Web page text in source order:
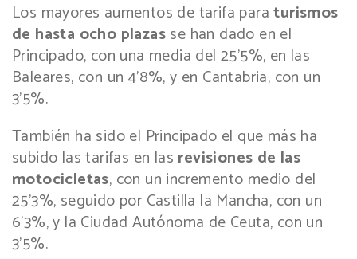
Los mayores aumentos de tarifa paraturismos
de hasta ocho plazasse han dado en el
Principado, con una media del 25’5%, en las
Baleares, con un 4’8%, y en Cantabria, con un
3’5%.
También ha sido el Principado el que más ha
subido las tarifas en las revisiones de las
motocicletas, con un incremento medio del
25’3%, seguido por Castilla la Mancha, con un
6’3%, y la Ciudad Autónoma de Ceuta, con un
3’5%.